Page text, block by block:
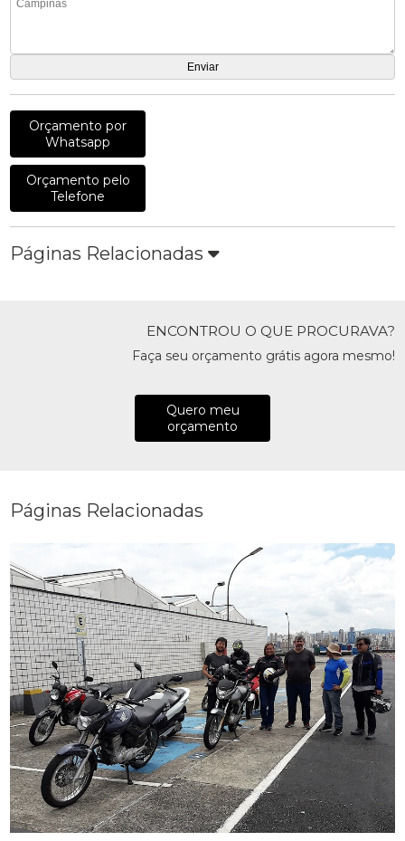
Orçamento por
Whatsapp
Orçamento pelo
Telefone
Páginas Relacionadas
ENCONTROU O QUE PROCURAVA?
Faça seu orçamento grátis agora mesmo!
Quero meu
orçamento
Páginas Relacionadas